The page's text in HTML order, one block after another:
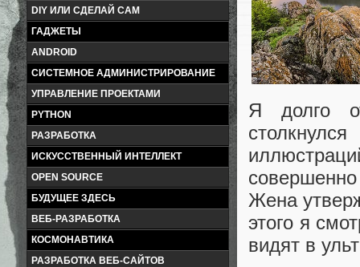
DIY ИЛИ СДЕЛАЙ САМ
ГАДЖЕТЫ
ANDROID
СИСТЕМНОЕ АДМИНИСТРИРОВАНИЕ
УПРАВЛЕНИЕ ПРОЕКТАМИ
PYTHON
РАЗРАБОТКА
ИСКУССТВЕННЫЙ ИНТЕЛЛЕКТ
OPEN SOURCE
БУДУЩЕЕ ЗДЕСЬ
ВЕБ-РАЗРАБОТКА
КОСМОНАВТИКА
РАЗРАБОТКА ВЕБ-САЙТОВ
Я долго
Жена
этого я
видят в